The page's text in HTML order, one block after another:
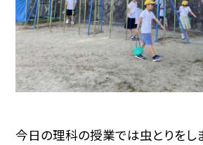
今日の理科の授業では虫とりをし